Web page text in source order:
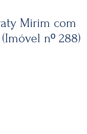
Mirim com
nº 288)